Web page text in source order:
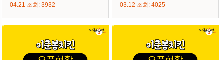
04.21 조회: 3932 03.12 조회: 4025